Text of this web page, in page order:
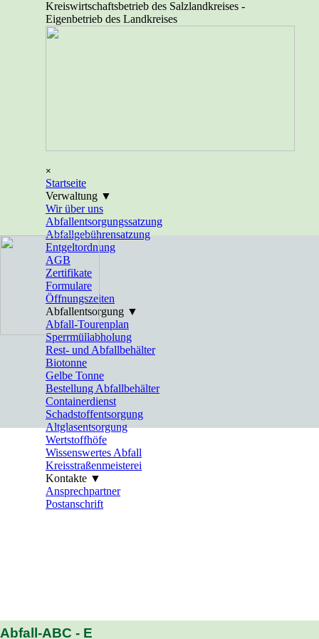
Direkt zum Seiteninhalt
Kreiswirtschaftsbetrieb des Salzlandkreises -
Eigenbetrieb des Landkreises
×
Startseite
Verwaltung ▼
Wir über uns
Abfallentsorgungssatzung
Abfallgebührensatzung
Entgeltordnung
AGB
Zertifikate
Formulare
Öffnungszeiten
Abfallentsorgung ▼
Abfall-Tourenplan
Sperrmüllabholung
Rest- und Abfallbehälter
Biotonne
Gelbe Tonne
Bestellung Abfallbehälter
Containerdienst
Schadstoffentsorgung
Altglasentsorgung
Wertstoffhöfe
Wissenswertes Abfall
Kreisstraßenmeisterei
Kontakte ▼
Ansprechpartner
Postanschrift
Abfall-ABC - E